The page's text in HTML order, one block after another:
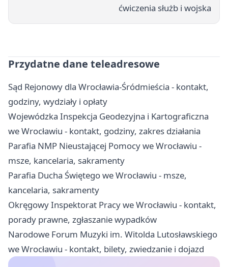
ćwiczenia służb i wojska
Przydatne dane teleadresowe
Sąd Rejonowy dla Wrocławia-Śródmieścia - kontakt,
godziny, wydziały i opłaty
Wojewódzka Inspekcja Geodezyjna i Kartograficzna
we Wrocławiu - kontakt, godziny, zakres działania
Parafia NMP Nieustającej Pomocy we Wrocławiu -
msze, kancelaria, sakramenty
Parafia Ducha Świętego we Wrocławiu - msze,
kancelaria, sakramenty
Okręgowy Inspektorat Pracy we Wrocławiu - kontakt,
porady prawne, zgłaszanie wypadków
Narodowe Forum Muzyki im. Witolda Lutosławskiego
we Wrocławiu - kontakt, bilety, zwiedzanie i dojazd